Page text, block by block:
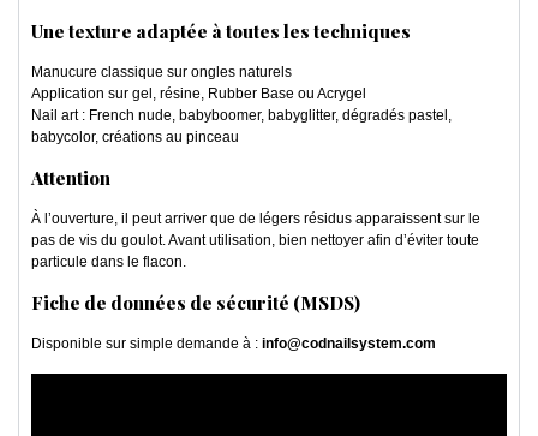
Une texture adaptée à toutes les techniques
Manucure classique sur ongles naturels
Application sur gel, résine, Rubber Base ou Acrygel
Nail art : French nude, babyboomer, babyglitter, dégradés pastel,
babycolor, créations au pinceau
Attention
À l’ouverture, il peut arriver que de légers résidus apparaissent sur le
pas de vis du goulot. Avant utilisation, bien nettoyer afin d’éviter toute
particule dans le flacon.
Fiche de données de sécurité (MSDS)
Disponible sur simple demande à : info@codnailsystem.com